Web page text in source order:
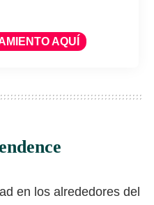
AQUÍ
en los alrededores del